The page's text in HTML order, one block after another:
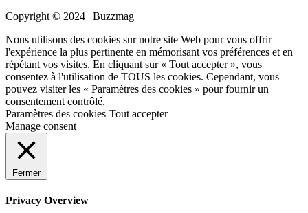
Copyright © 2024 | Buzzmag
Nous utilisons des cookies sur notre site Web pour vous offrir
l'expérience la plus pertinente en mémorisant vos préférences et en
répétant vos visites. En cliquant sur « Tout accepter », vous
consentez à l'utilisation de TOUS les cookies. Cependant, vous
pouvez visiter les « Paramètres des cookies » pour fournir un
consentement contrôlé.
Paramètres des cookies Tout accepter
Manage consent
Fermer
Privacy Overview